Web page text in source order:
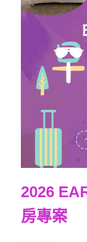
2026
房專案